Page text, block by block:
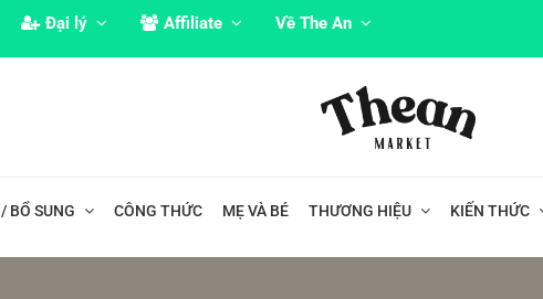
Đại lý Affiliate Về The An
BỔ SUNG CÔNG THỨC MẸ VÀ BÉ THƯƠNG HIỆU KIẾN THỨC